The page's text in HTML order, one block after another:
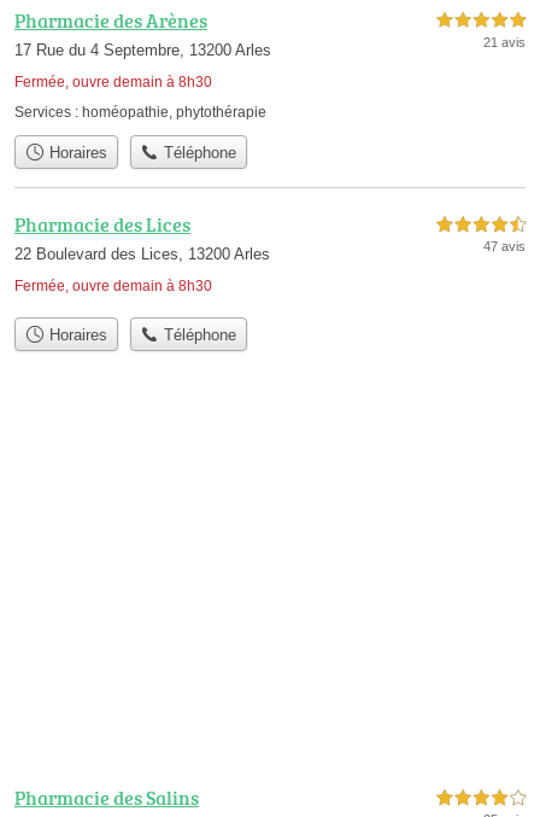
Pharmacie des Arènes
17 Rue du 4 Septembre, 13200 Arles
Fermée, ouvre demain à 8h30
5,0 étoiles sur 5
21 avis
Services : homéopathie phytothérapie
Horaires Téléphone
Pharmacie des Lices
22 Boulevard des Lices, 13200 Arles
Fermée, ouvre demain à 8h30
4,5 étoiles sur 5
47 avis
Horaires Téléphone
Pharmacie des Salins 4,0 étoiles sur 5